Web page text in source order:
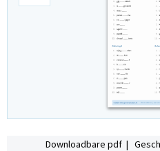
Downloadbare pdf |